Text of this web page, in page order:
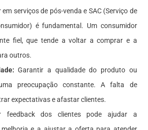
em serviços de pós-venda e SAC (Serviço de
é fundamental. Um consumidor
fiel, que tende a voltar a comprar e a
outros.
Garantir a qualidade do produto ou
preocupação constante. A falta de
expectativas e afastar clientes.
feedback dos clientes pode ajudar a